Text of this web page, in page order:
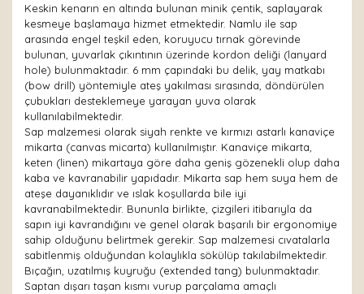
Keskin kenarın en altında bulunan minik çentik, saplayarak
kesmeye başlamaya hizmet etmektedir. Namlu ile sap
arasında engel teşkil eden, koruyucu tırnak görevinde
bulunan, yuvarlak çıkıntının üzerinde kordon deliği (lanyard
hole) bulunmaktadır. 6 mm çapındaki bu delik, yay matkabı
(bow drill) yöntemiyle ateş yakılması sırasında, döndürülen
çubukları desteklemeye yarayan yuva olarak
kullanılabilmektedir.
Sap malzemesi olarak siyah renkte ve kırmızı astarlı kanaviçe
mikarta (canvas micarta) kullanılmıştır. Kanaviçe mikarta,
keten (linen) mikartaya göre daha geniş gözenekli olup daha
kaba ve kavranabilir yapıdadır. Mikarta sap hem suya hem de
ateşe dayanıklıdır ve ıslak koşullarda bile iyi
kavranabilmektedir. Bununla birlikte, çizgileri itibarıyla da
sapın iyi kavrandığını ve genel olarak başarılı bir ergonomiye
sahip olduğunu belirtmek gerekir. Sap malzemesi cıvatalarla
sabitlenmiş olduğundan kolaylıkla sökülüp takılabilmektedir.
Bıçağın, uzatılmış kuyruğu (extended tang) bulunmaktadır.
Saptan dışarı taşan kısmı vurup parçalama amaçlı